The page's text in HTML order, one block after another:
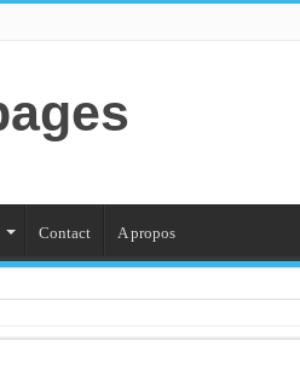
Contact A propos